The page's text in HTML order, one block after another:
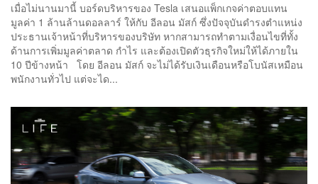
เมื่อไม่นานมานี้ บอร์ดบริหารของ Tesla เสนอแพ็กเกจค่าตอบแทน
มูลค่า 1 ล้านล้านดอลลาร์ ให้กับ อีลอน มัสก์ ซึ่งปัจจุบันดำรงตำแหน่ง
ประธานเจ้าหน้าที่บริหารของบริษัท หากสามารถทำตามเงื่อนไขที่ทั้ง
ด้านการเพิ่มมูลค่าตลาด กำไร และต้องเปิดตัวธุรกิจใหม่ให้ได้ภายใน
10 ปีข้างหน้า โดย อีลอน มัสก์ จะไม่ได้รับเงินเดือนหรือโบนัสเหมือน
พนักงานทั่วไป แต่จะได...